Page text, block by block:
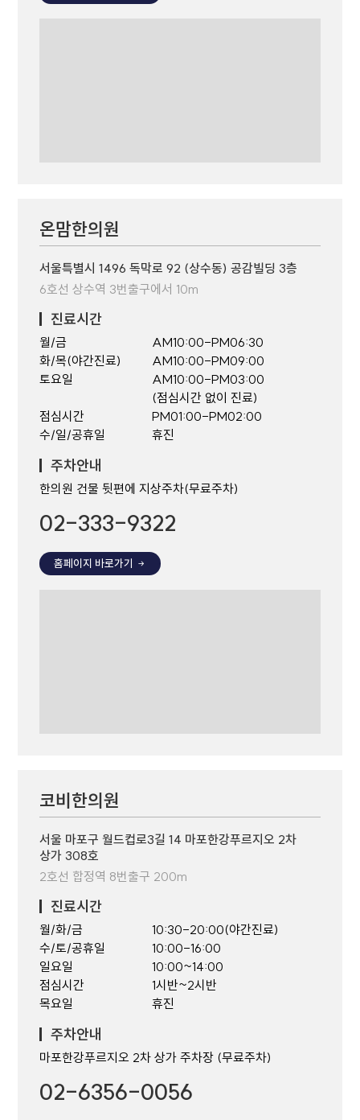
온맘한의원
서울특별시 1496 독막로 92 (상수동) 공감빌딩 3층
6호선 상수역 3번출구에서 10m
진료시간
월/금
화/목(야간진료)
토요일
점심시간
수/일/공휴일
AM10:00-PM06:30
AM10:00-PM09:00
AM10:00-PM03:00
(점심시간 없이 진료)
PM01:00-PM02:00
휴진
주차안내
한의원 건물 뒷편에 지상주차(무료주차)
02-333-9322
홈페이지 바로가기
코비한의원
서울 마포구 월드컵로3길 14 마포한강푸르지오 2차
상가 308호
2호선 합정역 8번출구 200m
진료시간
월/화/금
수/토/공휴일
일요일
점심시간
목요일
10:30-20:00(야간진료)
10:00-16:00
10:00~14:00
1시반~2시반
휴진
주차안내
마포한강푸르지오 2차 상가 주차장 (무료주차)
02-6356-0056